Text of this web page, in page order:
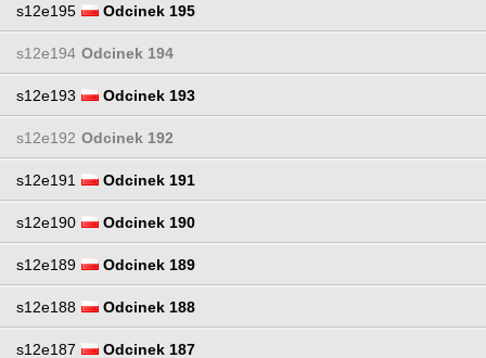
s12e195 Odcinek 195
s12e194 Odcinek 194
s12e193 Odcinek 193
s12e192 Odcinek 192
s12e191 Odcinek 191
s12e190 Odcinek 190
s12e189 Odcinek 189
s12e188 Odcinek 188
s12e187 Odcinek 187